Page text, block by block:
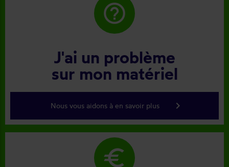
help_outline
J'ai un problème
sur mon matériel
Nous vous aidons à en savoir plus keyboard_arrow_right
euro